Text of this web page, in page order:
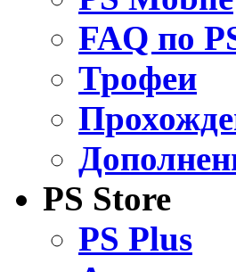
FAQ по
Трофеи
PS Store
PS Plus